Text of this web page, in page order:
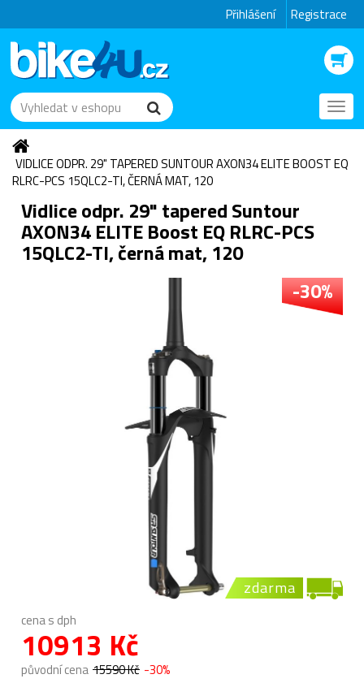
Přihlášení Registrace
VIDLICE ODPR. 29" TAPERED SUNTOUR AXON34 ELITE BOOST EQ
RLRC-PCS 15QLC2-TI, ČERNÁ MAT, 120
Vidlice odpr. 29" tapered Suntour
AXON34 ELITE Boost EQ RLRC-PCS
15QLC2-TI, černá mat, 120
-30%
zdarma
cena s dph
10913 Kč
původní cena 15590 Kč -30%